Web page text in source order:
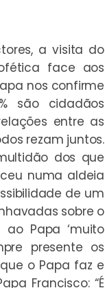
a visita do
face aos
nos confirme
são cidadãos
entre as
rezam juntos.
dos que
numa aldeia
de um
sobre o
ao Papa ‘muito
presente os
o Papa faz e
Francisco: “É